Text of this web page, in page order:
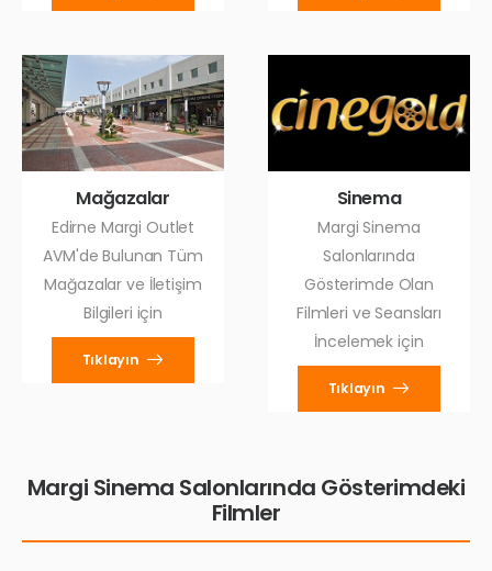
Mağazalar
Edirne Margi Outlet
AVM'de Bulunan Tüm
Mağazalar ve İletişim
Bilgileri için
Tıklayın
Sinema
Margi Sinema
Salonlarında
Gösterimde Olan
Filmleri ve Seansları
İncelemek için
Tıklayın
Margi Sinema Salonlarında Gösterimdeki
Filmler